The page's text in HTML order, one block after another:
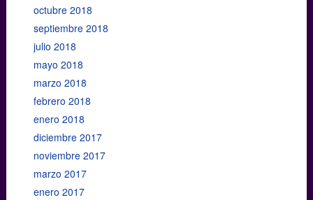
octubre 2018
septiembre 2018
julio 2018
mayo 2018
marzo 2018
febrero 2018
enero 2018
diciembre 2017
noviembre 2017
marzo 2017
enero 2017